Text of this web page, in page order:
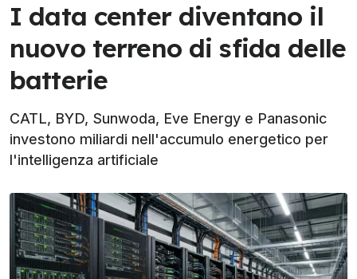
I data center diventano il
nuovo terreno di sfida delle
batterie
CATL, BYD, Sunwoda, Eve Energy e Panasonic
investono miliardi nell'accumulo energetico per
l'intelligenza artificiale